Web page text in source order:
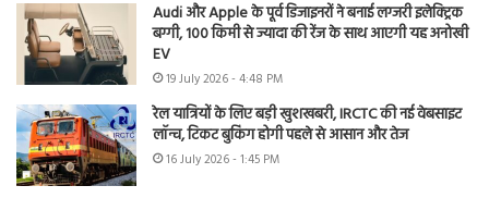
Audi और Apple के पूर्व डिजाइनरों ने बनाई लग्जरी इलेक्ट्रिक
बग्गी, 100 किमी से ज्यादा की रेंज के साथ आएगी यह अनोखी
EV
19 July 2026 - 4:48 PM
रेल यात्रियों के लिए बड़ी खुशखबरी, IRCTC की नई वेबसाइट
लॉन्च, टिकट बुकिंग होगी पहले से आसान और तेज
16 July 2026 - 1:45 PM